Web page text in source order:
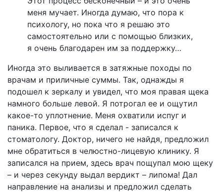
меня мучает. Иногда думаю, что пора к
психологу, но пока что я решаю это
самостоятельно или с помощью близких,
я очень благодарен им за поддержку…
Иногда это выливается в затяжные походы по
врачам и приличные суммы. Так, однажды я
подошел к зеркалу и увидел, что моя правая щека
намного больше левой. Я потрогал ее и ощутил
какое-то уплотнение. Меня охватили испуг и
паника. Первое, что я сделал - записался к
стоматологу. Доктор, ничего не найдя, предложил
мне обратиться в челюстно-лицевую клинику. Я
записался на прием, здесь врач пощупал мою щеку
– и через секунду выдал вердикт – липома! Дал
направление на анализы и предложил сделать